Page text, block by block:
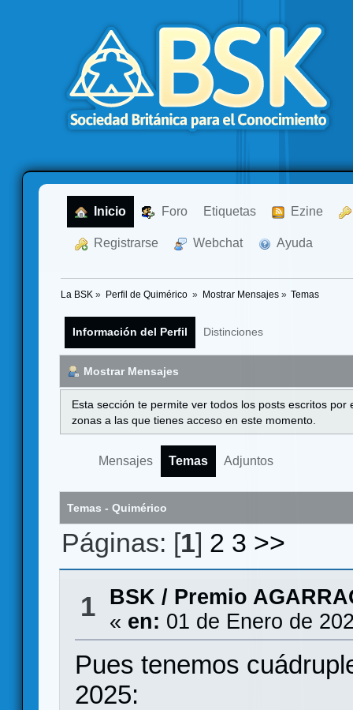
Inicio Foro Etiquetas Ezine
Registrarse Webchat Ayuda
La BSK » Perfil de Quimérico » Mostrar Mensajes» Temas
Información del Perfil Distinciones
Mostrar Mensajes
Esta sección te permite ver todos los posts escritos
zonas a las que tienes acceso en este momento.
Mensajes Temas Adjuntos
Temas - Quimérico
Páginas: [1] 2 3 >>
1 BSK / Premio
« en: 01 de Enero de
Pues tenemos
2025: